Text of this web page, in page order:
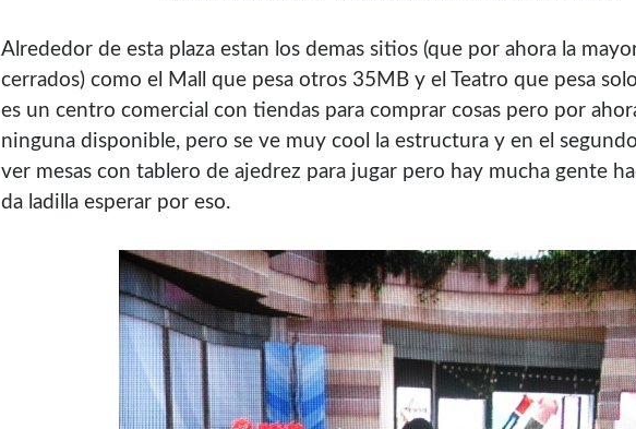
Alrededor de esta plaza estan los demas sitios (que por ahora la
cerrados) como el Mall que pesa otros 35MB y el Teatro que pesa
es un centro comercial con tiendas para comprar cosas pero por
ninguna disponible, pero se ve muy cool la estructura y en el
ver mesas con tablero de ajedrez para jugar pero hay mucha gente
da ladilla esperar por eso.